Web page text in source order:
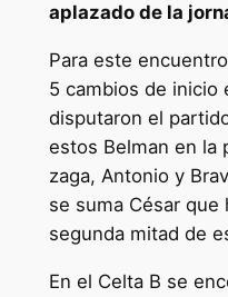
aplazado de la
Para este
5 cambios de inicio
disputaron el
estos Belman en la
zaga, Antonio y
se suma César que
segunda mitad de
En el Celta B se